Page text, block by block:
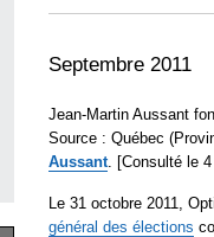
Septembre 2011
Jean-Martin Aussant
Source : Québec
Aussant. [Consulté le
Le 31 octobre 2011,
général des élections